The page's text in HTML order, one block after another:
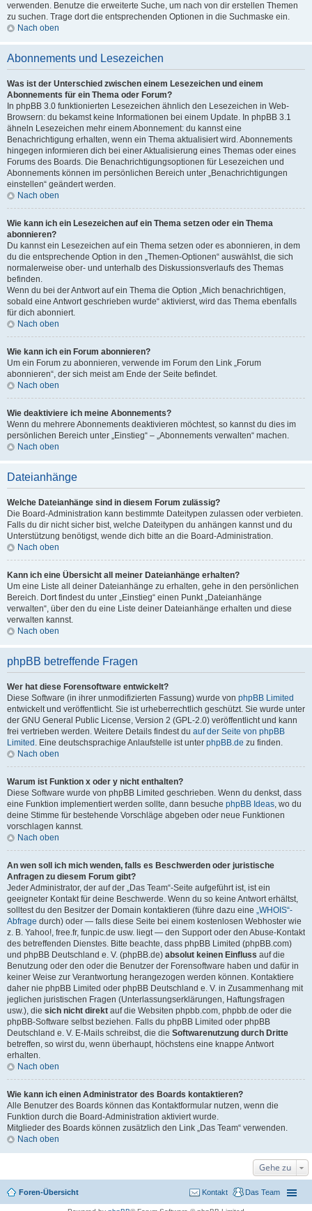
verwenden. Benutze die erweiterte Suche, um nach von dir erstellen Themen
zu suchen. Trage dort die entsprechenden Optionen in die Suchmaske ein.
Nach oben
Abonnements und Lesezeichen
Was ist der Unterschied zwischen einem Lesezeichen und einem
Abonnements für ein Thema oder Forum?
In phpBB 3.0 funktionierten Lesezeichen ähnlich den Lesezeichen in Web-
Browsern: du bekamst keine Informationen bei einem Update. In phpBB 3.1
ähneln Lesezeichen mehr einem Abonnement: du kannst eine
Benachrichtigung erhalten, wenn ein Thema aktualisiert wird. Abonnements
hingegen informieren dich bei einer Aktualisierung eines Themas oder eines
Forums des Boards. Die Benachrichtigungsoptionen für Lesezeichen und
Abonnements können im persönlichen Bereich unter „Benachrichtigungen
einstellen“ geändert werden.
Nach oben
Wie kann ich ein Lesezeichen auf ein Thema setzen oder ein Thema
abonnieren?
Du kannst ein Lesezeichen auf ein Thema setzen oder es abonnieren, in dem
du die entsprechende Option in den „Themen-Optionen“ auswählst, die sich
normalerweise ober- und unterhalb des Diskussionsverlaufs des Themas
befinden.
Wenn du bei der Antwort auf ein Thema die Option „Mich benachrichtigen,
sobald eine Antwort geschrieben wurde“ aktivierst, wird das Thema ebenfalls
für dich abonniert.
Nach oben
Wie kann ich ein Forum abonnieren?
Um ein Forum zu abonnieren, verwende im Forum den Link „Forum
abonnieren“, der sich meist am Ende der Seite befindet.
Nach oben
Wie deaktiviere ich meine Abonnements?
Wenn du mehrere Abonnements deaktivieren möchtest, so kannst du dies im
persönlichen Bereich unter „Einstieg“ – „Abonnements verwalten“ machen.
Nach oben
Dateianhänge
Welche Dateianhänge sind in diesem Forum zulässig?
Die Board-Administration kann bestimmte Dateitypen zulassen oder verbieten.
Falls du dir nicht sicher bist, welche Dateitypen du anhängen kannst und du
Unterstützung benötigst, wende dich bitte an die Board-Administration.
Nach oben
Kann ich eine Übersicht all meiner Dateianhänge erhalten?
Um eine Liste all deiner Dateianhänge zu erhalten, gehe in den persönlichen
Bereich. Dort findest du unter „Einstieg“ einen Punkt „Dateianhänge
verwalten“, über den du eine Liste deiner Dateianhänge erhalten und diese
verwalten kannst.
Nach oben
phpBB betreffende Fragen
Wer hat diese Forensoftware entwickelt?
Diese Software (in ihrer unmodifizierten Fassung) wurde von phpBB Limited
entwickelt und veröffentlicht. Sie ist urheberrechtlich geschützt. Sie wurde unter
der GNU General Public License, Version 2 (GPL-2.0) veröffentlicht und kann
frei vertrieben werden. Weitere Details findest du auf der Seite von phpBB
Limited . Eine deutschsprachige Anlaufstelle ist unter phpBB.de zu finden.
Nach oben
Warum ist Funktion x oder y nicht enthalten?
Diese Software wurde von phpBB Limited geschrieben. Wenn du denkst, dass
eine Funktion implementiert werden sollte, dann besuche phpBB Ideas, wo du
deine Stimme für bestehende Vorschläge abgeben oder neue Funktionen
vorschlagen kannst.
Nach oben
An wen soll ich mich wenden, falls es Beschwerden oder juristische
Anfragen zu diesem Forum gibt?
Jeder Administrator, der auf der „Das Team“-Seite aufgeführt ist, ist ein
geeigneter Kontakt für deine Beschwerde. Wenn du so keine Antwort erhältst,
solltest du den Besitzer der Domain kontaktieren (führe dazu eine „WHOIS“-
Abfrage durch) oder — falls diese Seite bei einem kostenlosen Webhoster wie
z. B. Yahoo!, free.fr, funpic.de usw. liegt — den Support oder den Abuse-Kontakt
des betreffenden Dienstes. Bitte beachte, dass phpBB Limited (phpBB.com)
und phpBB Deutschland e. V. (phpBB.de) absolut keinen Einfluss auf die
Benutzung oder den oder die Benutzer der Forensoftware haben und dafür in
keiner Weise zur Verantwortung herangezogen werden können. Kontaktiere
daher nie phpBB Limited oder phpBB Deutschland e. V. in Zusammenhang mit
jeglichen juristischen Fragen (Unterlassungserklärungen, Haftungsfragen
usw.), die sich nicht direkt auf die Websiten phpbb.com, phpbb.de oder die
phpBB-Software selbst beziehen. Falls du phpBB Limited oder phpBB
Deutschland e. V. E-Mails schreibst, die die Softwarenutzung durch Dritte
betreffen, so wirst du, wenn überhaupt, höchstens eine knappe Antwort
erhalten.
Nach oben
Wie kann ich einen Administrator des Boards kontaktieren?
Alle Benutzer des Boards können das Kontaktformular nutzen, wenn die
Funktion durch die Board-Administration aktiviert wurde.
Mitglieder des Boards können zusätzlich den Link „Das Team“ verwenden.
Nach oben
Gehe zu
Foren-Übersicht Das Team
Kontakt